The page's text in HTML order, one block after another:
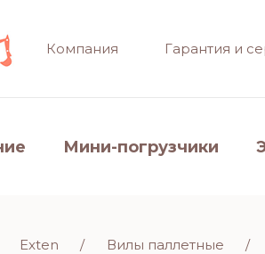
Компания Гарантия и
Мини-погрузчики
Exten Вилы паллетные